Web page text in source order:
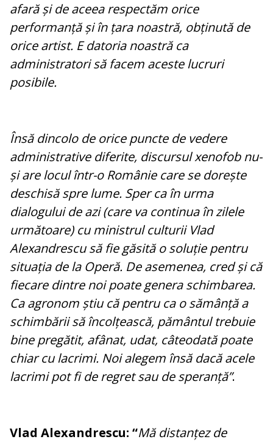
afară și de aceea respectăm orice
performanță și în țara noastră, obținută de
orice artist. E datoria noastră ca
administratori să facem aceste lucruri
posibile.
Însă dincolo de orice puncte de vedere
administrative diferite, discursul xenofob nu-
și are locul într-o Românie care se dorește
deschisă spre lume. Sper ca în urma
dialogului de azi (care va continua în zilele
următoare) cu ministrul culturii Vlad
Alexandrescu să fie găsită o soluție pentru
situația de la Operă. De asemenea, cred și că
fiecare dintre noi poate genera schimbarea.
Ca agronom știu că pentru ca o sămânță a
schimbării să încolțească, pământul trebuie
bine pregătit, afânat, udat, câteodată poate
chiar cu lacrimi. Noi alegem însă dacă acele
lacrimi pot fi de regret sau de speranță”.
Vlad Alexandrescu: “Mă distanțez de